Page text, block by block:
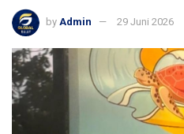
by Admin 29 Juni 2026